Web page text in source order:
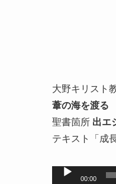
大野キリスト
葦の海を渡る
聖書箇所 出エ
テキスト「成
00:00